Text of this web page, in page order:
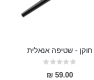
חוקן - שטיפה אנאלית
Rating:
0%
59.00 ₪